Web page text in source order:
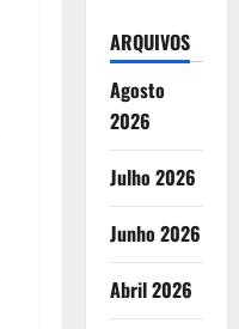
ARQUIVOS
Agosto
2026
Julho 2026
Junho 2026
Abril 2026